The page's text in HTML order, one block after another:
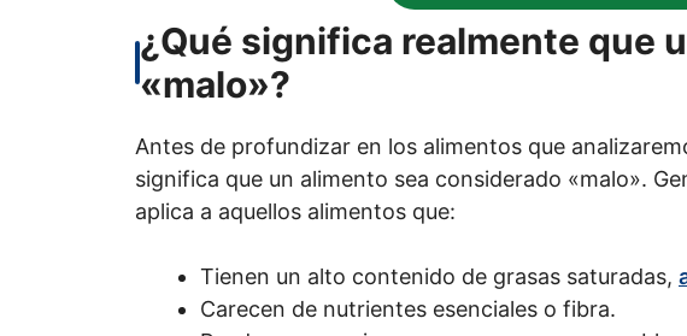
¿Qué significa realmente que
«malo»?
Antes de profundizar en los alimentos que
significa que un alimento sea considerado «malo».
aplica a aquellos alimentos que:
Tienen un alto contenido de grasas saturadas,
Carecen de nutrientes esenciales o fibra.